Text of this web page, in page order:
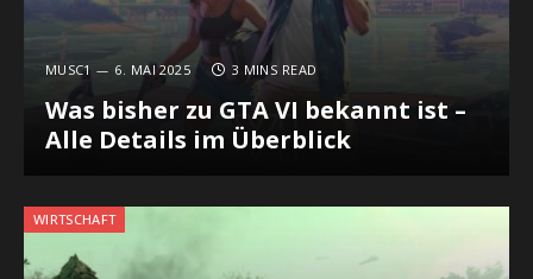
MUSC1 6. MAI 2025 3 MINS READ
Was bisher zu GTA VI bekannt ist –
Alle Details im Überblick
WIRTSCHAFT